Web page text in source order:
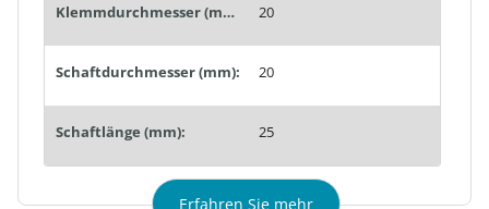
Klemmdurchmesser (mm): 20
Schaftdurchmesser (mm): 20
Schaftlänge (mm): 25
Erfahren Sie mehr